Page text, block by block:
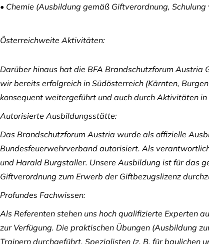
• Chemie (Ausbildung gemäß Giftverordnung,
Österreichweite Aktivitäten:
Darüber hinaus hat die BFA Brandschutzforum Austria
wir bereits erfolgreich in Südösterreich (Kärnten,
konsequent weitergeführt und auch durch Aktivitäten
Autorisierte Ausbildungsstätte:
Das Brandschutzforum Austria wurde als offizielle
Bundesfeuerwehrverband autorisiert. Als
und Harald Burgstaller. Unsere Ausbildung ist für das
Giftverordnung zum Erwerb der Giftbezugslizenz
Profundes Fachwissen:
Als Referenten stehen uns hoch qualifizierte Experten
zur Verfügung. Die praktischen Übungen (Ausbildung
Trainern durchgeführt. Spezialisten (z. B. für baulichen